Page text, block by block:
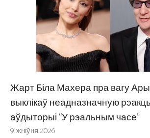
Жарт Біла Махера пра вагу
выклікаў неадназначную
аўдыторыі “У рэальным часе”
9 жніўня 2026